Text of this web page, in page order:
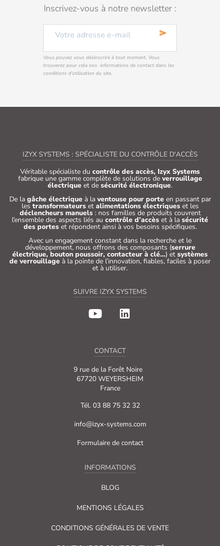
Inscrivez-vous à notre newsletter :
send
Vous pouvez vous désinscrire à tout moment. Vous
trouverez pour cela nos informations de contact dans les
conditions d'utilisation du site.
IZYX SYSTEMS : SPÉCIALISTE DU CONTRÔLE D'ACCÈS
Véritable spécialiste du contrôle des accès, Izyx Systems
fabrique une gamme complète de solutions de verrouillage
électrique et de sécurité électronique.
De la gâche électriqueà la ventouse pour porteen passant par
les transformateurset alimentations électriqueset les
déclencheurs manuels: nos familles de produits couvrent
l’ensemble des aspects liés au contrôle d’accès et à la sécurité
des porteset répondent ainsi à vos besoins spécifiques.
Avec un engagement constant dans la recherche et le
développement, nous offrons des composants (serrure
électrique, bouton poussoir, contacteur à clé…) et systèmes
de verrouillage à la pointe de l’innovation, fiables, faciles à poser
et à utiliser.
SUIVRE IZYX SYSTEMS
CONTACT
9 rue de la Forêt Noire
67720 WEYERSHEIM
France
Tél. 03 88 75 32 32
info@izyx-systems.com
Formulaire de contact
INFORMATIONS
BLOG
MENTIONS LÉGALES
CONDITIONS GÉNÉRALES DE VENTE